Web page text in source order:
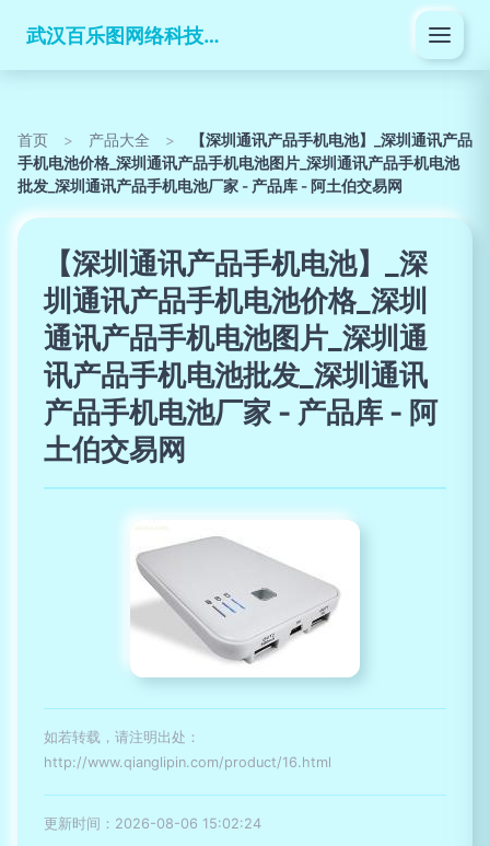
武汉百乐图网络科技有限公司
首页 > 产品大全 >
【深圳通讯产品手机电池】_深圳通讯产品
手机电池价格_深圳通讯产品手机电池图片_深圳通讯产品手机电池
批发_深圳通讯产品手机电池厂家 - 产品库 - 阿土伯交易网
【深圳通讯产品手机电池】_深
圳通讯产品手机电池价格_深圳
通讯产品手机电池图片_深圳通
讯产品手机电池批发_深圳通讯
产品手机电池厂家 - 产品库 - 阿
土伯交易网
如若转载，请注明出处：
http://www.qianglipin.com/product/16.html
更新时间：2026-08-06 15:02:24